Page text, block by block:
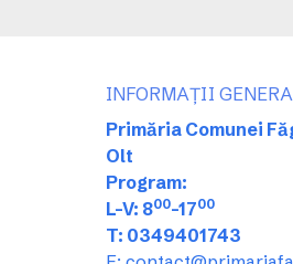
INFORMAȚII
Primăria Comunei
Olt
Program:
L-V: 800-1700
T: 0349401743